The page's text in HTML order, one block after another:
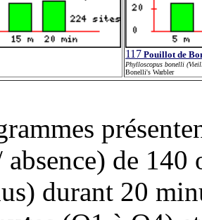
117 Pouillot de
Phylloscopus bonelli
Bonelli's Warbler
absence) de
durant 20